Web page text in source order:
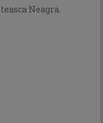
Neagra.